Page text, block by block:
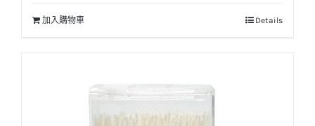
加入購物車 Details